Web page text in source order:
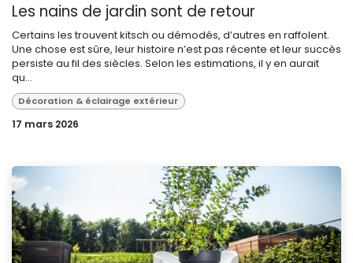
Les nains de jardin sont de retour
Certains les trouvent kitsch ou démodés, d’autres en raffolent.
Une chose est sûre, leur histoire n’est pas récente et leur succès
persiste au fil des siècles. Selon les estimations, il y en aurait
qu...
Décoration & éclairage extérieur
17 mars 2026